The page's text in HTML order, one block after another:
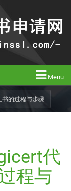
Menu
书的过程与步骤
代
程与